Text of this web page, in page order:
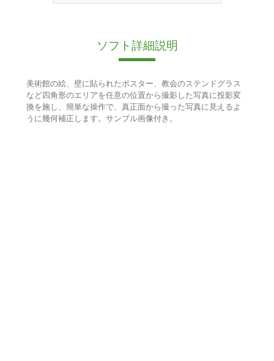
ソフト詳細説明
美術館の絵、壁に貼られたポスター、教会のステンドグラス
など四角形のエリアを任意の位置から撮影した写真に投影変
換を施し、簡単な操作で、真正面から撮った写真に見えるよ
うに幾何補正します。サンプル画像付き。